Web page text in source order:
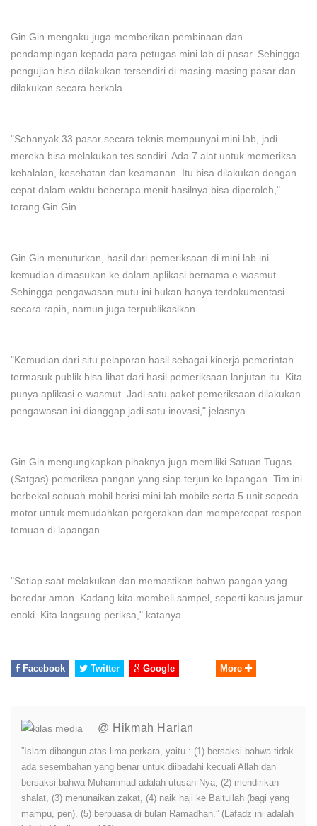
Gin Gin mengaku juga memberikan pembinaan dan
pendampingan kepada para petugas mini lab di pasar. Sehingga
pengujian bisa dilakukan tersendiri di masing-masing pasar dan
dilakukan secara berkala.
"Sebanyak 33 pasar secara teknis mempunyai mini lab, jadi
mereka bisa melakukan tes sendiri. Ada 7 alat untuk memeriksa
kehalalan, kesehatan dan keamanan. Itu bisa dilakukan dengan
cepat dalam waktu beberapa menit hasilnya bisa diperoleh,"
terang Gin Gin.
Gin Gin menuturkan, hasil dari pemeriksaan di mini lab ini
kemudian dimasukan ke dalam aplikasi bernama e-wasmut.
Sehingga pengawasan mutu ini bukan hanya terdokumentasi
secara rapih, namun juga terpublikasikan.
"Kemudian dari situ pelaporan hasil sebagai kinerja pemerintah
termasuk publik bisa lihat dari hasil pemeriksaan lanjutan itu. Kita
punya aplikasi e-wasmut. Jadi satu paket pemeriksaan dilakukan
pengawasan ini dianggap jadi satu inovasi," jelasnya.
Gin Gin mengungkapkan pihaknya juga memiliki Satuan Tugas
(Satgas) pemeriksa pangan yang siap terjun ke lapangan. Tim ini
berbekal sebuah mobil berisi mini lab mobile serta 5 unit sepeda
motor untuk memudahkan pergerakan dan mempercepat respon
temuan di lapangan.
"Setiap saat melakukan dan memastikan bahwa pangan yang
beredar aman. Kadang kita membeli sampel, seperti kasus jamur
enoki. Kita langsung periksa," katanya.
Facebook Twitter Google More
@ Hikmah Harian
”Islam dibangun atas lima perkara, yaitu : (1) bersaksi bahwa tidak
ada sesembahan yang benar untuk diibadahi kecuali Allah dan
bersaksi bahwa Muhammad adalah utusan-Nya, (2) mendirikan
shalat, (3) menunaikan zakat, (4) naik haji ke Baitullah (bagi yang
mampu, pen), (5) berpuasa di bulan Ramadhan.” (Lafadz ini adalah